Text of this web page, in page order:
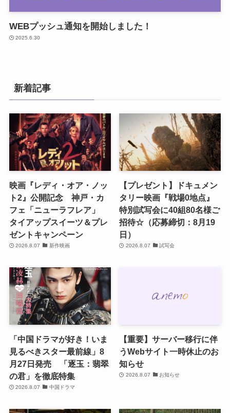
WEBプッシュ通知を開始しました！
2025.6.30
新着記事
映画『レディ・オア・ノッ
ト2』公開記念 神戸・カ
フェ「ニューラフレア」
タイアップスイーツ＆プレ
ゼントキャンペーン
2026.8.07 新作映画
【プレゼント】ドキュメン
タリー映画『戦場0地点』
特別試写会に40組80名様ご
招待☆（応募締切：8月19
日）
2026.8.07 試写会
「中国ドラマが好き！いま
見るべきスター最前線」8
月27日発売 「逐玉：翡翠
の君」を徹底特集
2026.8.07 中国ドラマ
【重要】サーバー移行に伴
うWebサイト一時休止のお
知らせ
2026.8.07 お知らせ